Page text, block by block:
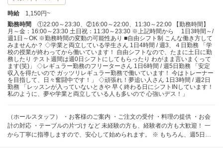
時給
1,150円~
勤務時間
①22:00～23:30、②16:00～22:00、11:30～22:00 【勤務時間】
月～金：16:00～23:30 土日祝：11:30～23:30 ※上記時間から 1日3時間～/
週1日～OK ※勤務時間の変動の可能性あり ■自由シフト制 こんな働き方して
みませんか？ ◇学業と両立している学生さん 1日4時間 / 週3、４日勤務 「学
校の授業が終わってから働いています！ 自由シフトなので、たまに土日に勤
務したり テスト週間は週0日シフトにしてもらったり わがまま言いまくって
ます(笑)」 ◇レギュラー勤務のフリーターさん 1日6時間 / 週5日勤務 「安定
収入を得たいので ガッツリレギュラー勤務で働いています！ 今はトレーナー
を目指して、日々奮闘中です！」 ◇頑張れ！夢追い人さん 1日3時間 / 週2日
勤務 「レッスンが入っていないときや 早く終わる日にシフトINしています！
私のように、夢や学業と両立している人も多いので 心強いデス！」
（ホールスタッフ） ・お客様のご案内 ・ご注文の受付 ・料理の提供 ・お会
計の対応 ・テーブルの片づけ など 未経験の方も、経験者の方も大歓迎！ 一
から丁寧に指導しますので、安心して始められます。 ※ もちろん、週5日勤